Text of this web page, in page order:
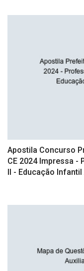
Apostila Concurso
CE 2024 Impressa -
II - Educação